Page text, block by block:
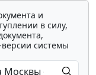
и
в силу,
системы